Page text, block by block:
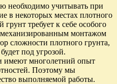
необходимо учитывать при
в некоторых местах плотного
требует к себе особого
механизированным монтажом
сложности плотного грунта,
под угрозой.
имеют многолетний опыт
Поэтому мы
выполняемой работы.